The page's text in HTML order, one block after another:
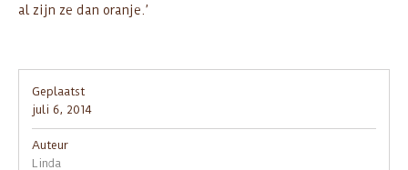
al zijn ze dan oranje.’
Geplaatst
juli 6, 2014
Auteur
Linda